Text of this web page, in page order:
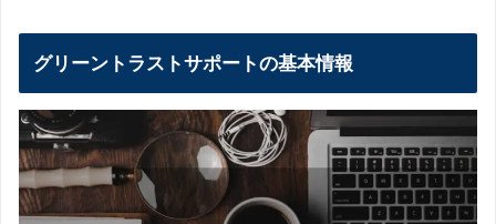
グリーントラストサポートの基本情報